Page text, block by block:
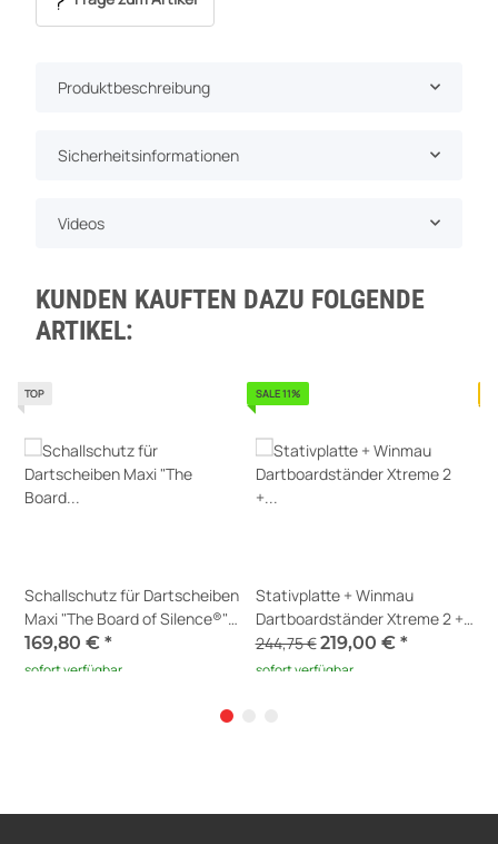
Produktbeschreibung
Sicherheitsinformationen
Videos
KUNDEN KAUFTEN DAZU FOLGENDE
ARTIKEL:
TOP
Schallschutz für Dartscheiben
Maxi "The Board of Silence®"
V4 + Erweiterung für Scolia
Home 2
169,80 € *
sofort verfügbar
SALE 11%
Stativplatte + Winmau
Dartboardständer Xtreme 2 +
Home 2 Erweiterung
244,75 €219,00 € *
sofort verfügbar